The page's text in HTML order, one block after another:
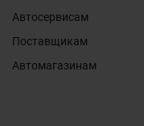
Автосервисам
Поставщикам
Автомагазинам